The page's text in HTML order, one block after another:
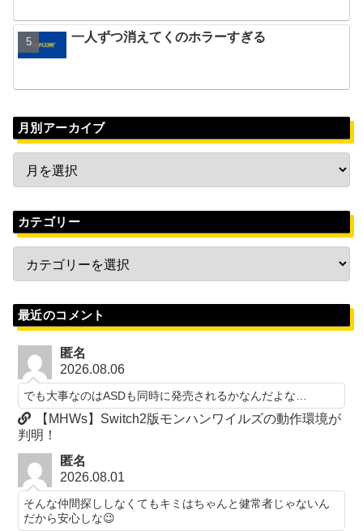
一人ずつ消えてくのホラーすぎる
月別アーカイブ
カテゴリー
最近のコメント
匿名
2026.08.06
でも大事なのはASDも同時に発売されるかなんだよな…
【MHWs】Switch2版モンハンワイルズの動作環境が
判明！
匿名
2026.08.01
そんな仲間探ししなくてもキミはちゃんと健常者じゃないん
だから安心しな😉